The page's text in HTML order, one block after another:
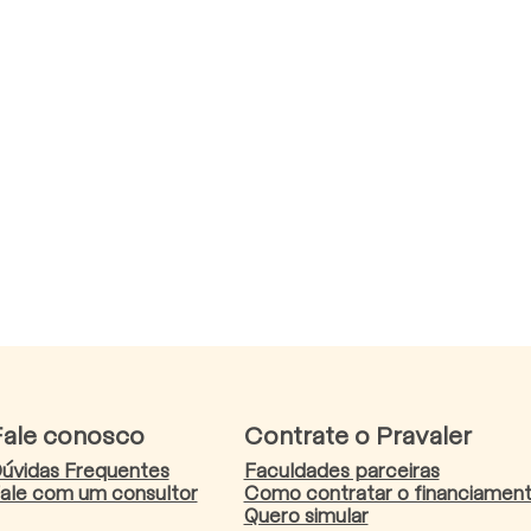
conosco
Frequentes
com um consultor
Contrate o Pravaler
Faculdades parceiras
Como contratar o
Quero simular